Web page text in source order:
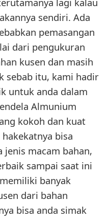
sendiri. Ada
pemasangan
dari pengukuran
kusen dan masih
sebab itu, kami hadir
untuk anda dalam
Almunium
kokoh dan kuat
bisa
macam bahan,
sampai saat ini
banyak
dari bahan
bisa anda simak